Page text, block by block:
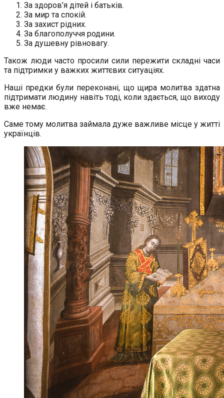
За здоров’я дітей і батьків.
За мир та спокій.
За захист рідних.
За благополуччя родини.
За душевну рівновагу.
Також люди часто просили сили пережити складні часи
та підтримки у важких життєвих ситуаціях.
Наші предки були переконані, що щира молитва здатна
підтримати людину навіть тоді, коли здається, що виходу
вже немає.
Саме тому молитва займала дуже важливе місце у житті
українців.